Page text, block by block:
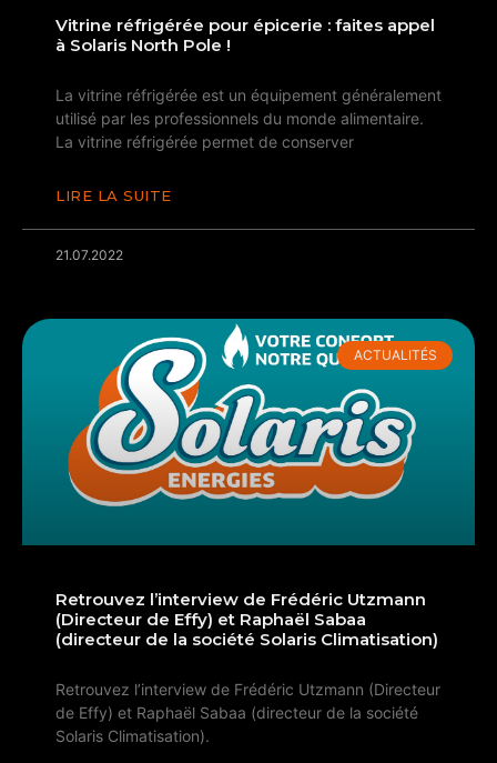
Vitrine réfrigérée pour épicerie : faites appel
à Solaris North Pole !
La vitrine réfrigérée est un équipement généralement
utilisé par les professionnels du monde alimentaire.
La vitrine réfrigérée permet de conserver
LIRE LA SUITE
21.07.2022
ACTUALITÉS
Retrouvez l’interview de Frédéric Utzmann
(Directeur de Effy) et Raphaël Sabaa
(directeur de la société Solaris Climatisation)
Retrouvez l’interview de Frédéric Utzmann (Directeur
de Effy) et Raphaël Sabaa (directeur de la société
Solaris Climatisation).